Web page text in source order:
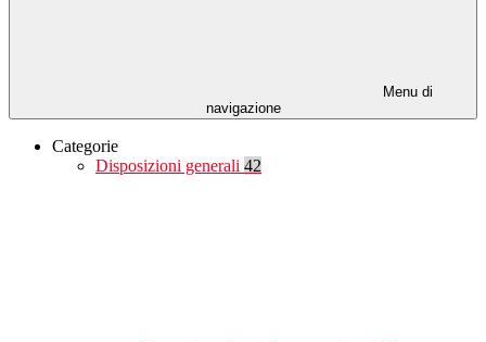
Menu di
navigazione
Categorie
Disposizioni generali 42